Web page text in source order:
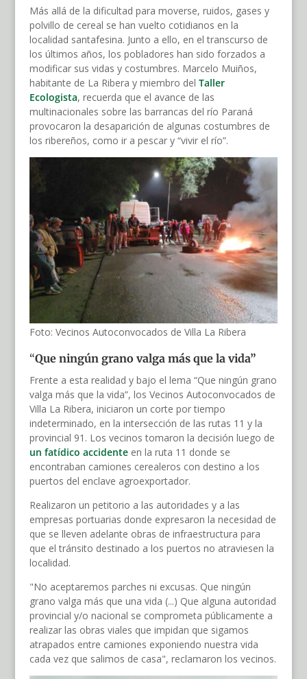
Más allá de la dificultad para moverse, ruidos, gases y
polvillo de cereal se han vuelto cotidianos en la
localidad santafesina. Junto a ello, en el transcurso de
los últimos años, los pobladores han sido forzados a
modificar sus vidas y costumbres. Marcelo Muiños,
habitante de La Ribera y miembro del Taller
Ecologista, recuerda que el avance de las
multinacionales sobre las barrancas del río Paraná
provocaron la desaparición de algunas costumbres de
los ribereños, como ir a pescar y “vivir el río”.
Foto: Vecinos Autoconvocados de Villa La Ribera
“Que ningún grano valga más que la vida”
Frente a esta realidad y bajo el lema “Que ningún grano
valga más que la vida”, los Vecinos Autoconvocados de
Villa La Ribera, iniciaron un corte por tiempo
indeterminado, en la intersección de las rutas 11 y la
provincial 91. Los vecinos tomaron la decisión luego de
un fatídico accidenteen la ruta 11 donde se
encontraban camiones cerealeros con destino a los
puertos del enclave agroexportador.
Realizaron un petitorio a las autoridades y a las
empresas portuarias donde expresaron la necesidad de
que se lleven adelante obras de infraestructura para
que el tránsito destinado a los puertos no atraviesen la
localidad.
"No aceptaremos parches ni excusas. Que ningún
grano valga más que una vida (...) Que alguna autoridad
provincial y/o nacional se comprometa públicamente a
realizar las obras viales que impidan que sigamos
atrapados entre camiones exponiendo nuestra vida
cada vez que salimos de casa", reclamaron los vecinos.